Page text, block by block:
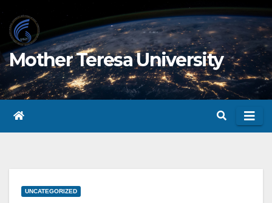
to
content
Mother Teresa University
UNCATEGORIZED